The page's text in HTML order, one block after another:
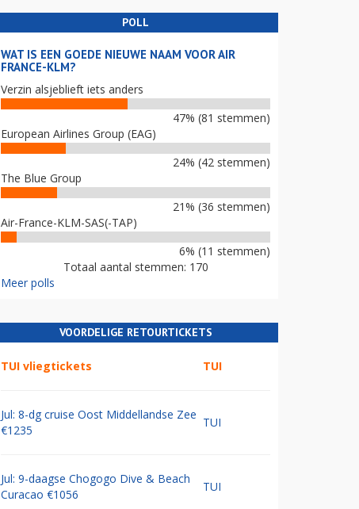
POLL
WAT IS EEN GOEDE NIEUWE NAAM VOOR AIR
FRANCE-KLM?
Verzin alsjeblieft iets anders
47% (81 stemmen)
European Airlines Group (EAG)
24% (42 stemmen)
The Blue Group
21% (36 stemmen)
Air-France-KLM-SAS(-TAP)
6% (11 stemmen)
Totaal aantal stemmen: 170
Meer polls
VOORDELIGE RETOURTICKETS
TUI vliegtickets TUI
Jul: 8-dg cruise Oost Middellandse Zee
€1235
TUI
Jul: 9-daagse Chogogo Dive & Beach
Curacao €1056
TUI